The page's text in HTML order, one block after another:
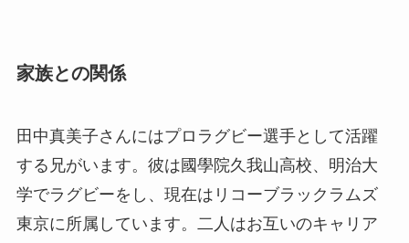
家族との関係
田中真美子さんにはプロラグビー選手として活躍
する兄がいます。彼は國學院久我山高校、明治大
学でラグビーをし、現在はリコーブラックラムズ
東京に所属しています。二人はお互いのキャリア